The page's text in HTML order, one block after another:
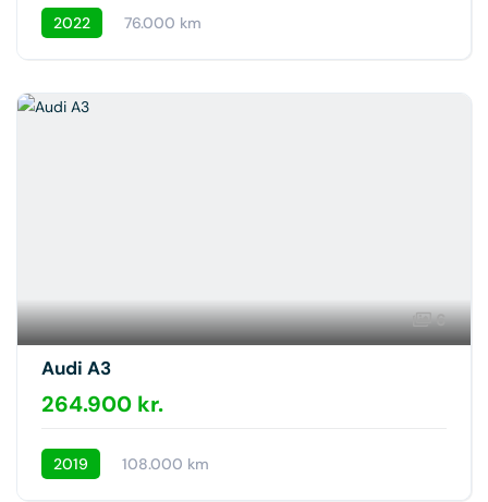
2022 76.000 km
6
Audi A3
264.900 kr.
2019 108.000 km